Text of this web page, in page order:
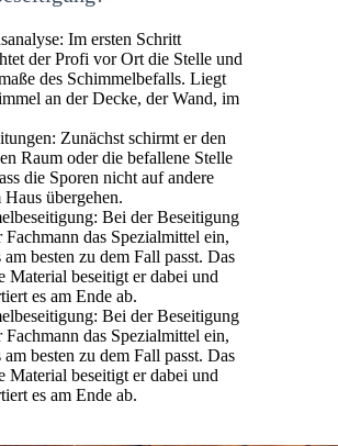
Im ersten Schritt
der Profi vor Ort die Stelle und
des Schimmelbefalls. Liegt
an der Decke, der Wand, im
Zunächst schirmt er den
Raum oder die befallene Stelle
die Sporen nicht auf andere
übergehen.
Bei der Beseitigung
Fachmann das Spezialmittel ein,
am besten zu dem Fall passt. Das
Material beseitigt er dabei und
es am Ende ab.
Bei der Beseitigung
Fachmann das Spezialmittel ein,
am besten zu dem Fall passt. Das
Material beseitigt er dabei und
es am Ende ab.